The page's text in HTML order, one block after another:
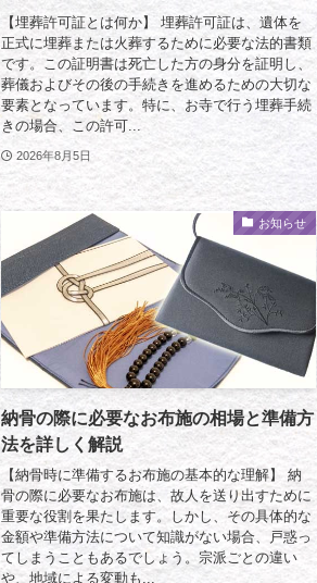
【埋葬許可証とは何か】 埋葬許可証は、遺体を
正式に埋葬または火葬するために必要な法的書類
です。この証明書は死亡した方の身分を証明し、
葬儀およびその後の手続きを進めるための大切な
要素となっています。特に、お寺で行う埋葬手続
きの場合、この許可...
2026年8月5日
お知らせ
納骨の際に必要なお布施の相場と準備方
法を詳しく解説
【納骨時に準備するお布施の基本的な理解】 納
骨の際に必要なお布施は、故人を送り出すために
重要な役割を果たします。しかし、その具体的な
金額や準備方法について知識がない場合、戸惑っ
てしまうこともあるでしょう。宗派ごとの違い
や、地域による変動も...